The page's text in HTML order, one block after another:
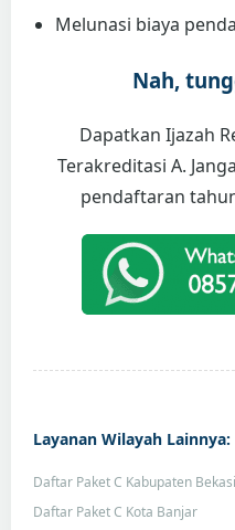
Melunasi biaya
Nah,
Dapatkan Ijazah
Terakreditasi A.
pendaftaran
Layanan Wilayah Lainnya:
Daftar Paket C Kabupaten Bekasi
Daftar Paket C Kota Banjar